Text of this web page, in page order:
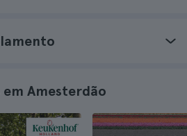
Amesterdão